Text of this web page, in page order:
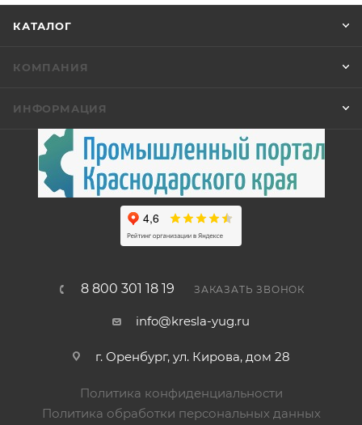
КАТАЛОГ
КОМПАНИЯ
ИНФОРМАЦИЯ
8 800 301 18 19 ЗАКАЗАТЬ ЗВОНОК
info@kresla-yug.ru
г. Оренбург, ул. Кирова, дом 28
Политика конфиденциальности
Политика обработки персональных данных